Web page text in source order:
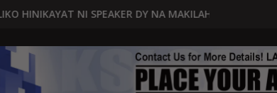
DY NA MAKILAHOK SA PAGBUO NG MGA BATAS
MALACAÑANG PINAAARAL